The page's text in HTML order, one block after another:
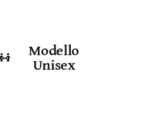
Modello
Unisex